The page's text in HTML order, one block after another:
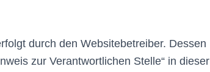
durch den Websitebetreiber. Dessen
zur Verantwortlichen Stelle“ in dieser